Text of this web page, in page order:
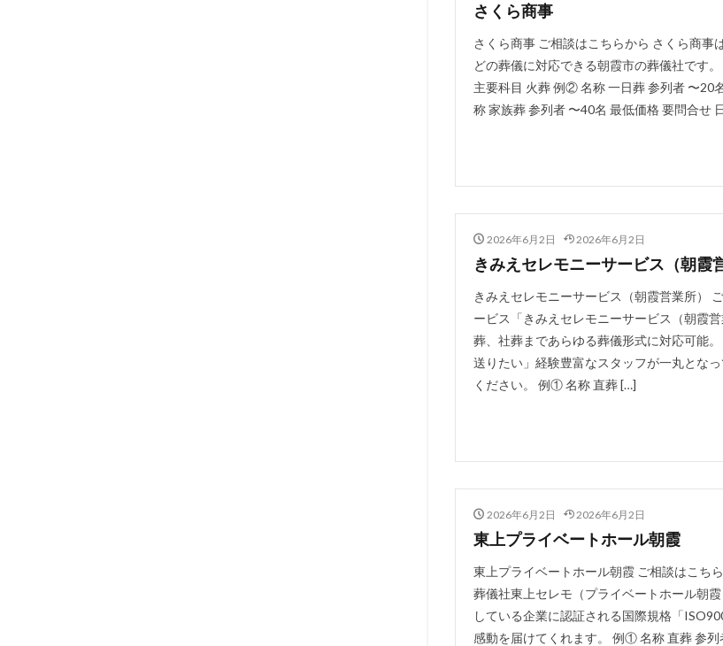
さくら商事
さくら商事 ご相談はこちらから さくら商
どの葬儀に対応できる朝霞市の葬儀社です
主要科目 火葬 例② 名称 一日葬 参列者 〜20
称 家族葬 参列者 〜40名 最低価格 要問合せ
2026年6月2日 2026年6月2日
きみえセレモニーサービス（朝霞
きみえセレモニーサービス（朝霞営業所）
ービス「きみえセレモニーサービス（朝霞
葬、社葬まであらゆる葬儀形式に対応可能
送りたい」経験豊富なスタッフが一丸とな
ください。 例① 名称 直葬 […]
2026年6月2日 2026年6月2日
東上プライベートホール朝霞
東上プライベートホール朝霞 ご相談はこち
葬儀社東上セレモ（プライベートホール朝
している企業に認証される国際規格「
感動を届けてくれます。 例① 名称 直葬 参